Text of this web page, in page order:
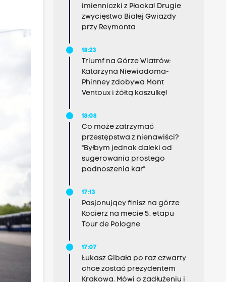
imienniczki z Płocka! Drugie
zwycięstwo Białej Gwiazdy
przy Reymonta
18:23
Triumf na Górze Wiatrów:
Katarzyna Niewiadoma-
Phinney zdobywa Mont
Ventoux i żółtą koszulkę!
18:08
Co może zatrzymać
przestępstwa z nienawiści?
"Byłbym jednak daleki od
sugerowania prostego
podnoszenia kar"
17:13
Pasjonujący finisz na górze
Kocierz na mecie 5. etapu
Tour de Pologne
17:07
Łukasz Gibała po raz czwarty
chce zostać prezydentem
Krakowa. Mówi o zadłużeniu i